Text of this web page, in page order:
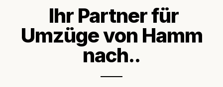
Ihr Partner für
Umzüge von Hamm
nach..